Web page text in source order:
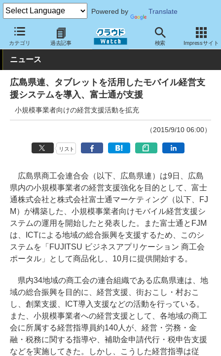
Powered by Translate
カテゴリ 過去記事 検索 Impressサイト
クラウド Watch トピック 導入事例 その他
ニュース
広島県連、タブレットを活用したモバイル経営支
援システムを導入、富士通が支援
小規模事業者向けの経営支援活動を拡充
（2015/9/10 06:00）
リスト
広島県商工会連合会（以下、広島県連）は9日、広島
県内の小規模事業者の経営支援強化を目的として、富士
通株式会社と株式会社富士通マーケティング（以下、FJ
M）が構築した、小規模事業者向けモバイル経営支援シ
ステムの運用を開始したと発表した。また富士通とFJM
は、ICTによる地域の総合振興を支援するため、このシ
ステムを「FUJITSU ビジネスアプリケーション 商工会
ポータル」として商品化し、10月に提供開始する。
県内34地域の商工会の連合組織である広島県連は、地
域の総合振興を目的に、経営支援、街おこし・村おこ
し、創業支援、ICT導入支援などの活動を行っている。
また、小規模事業者への経営支援として、各地域の商工
会に所属する経営指導員約140人が、経営・労務・金
融・税務に関する指導や、補助金申請代行・税申告支援
などを実施してきた。しかし、こうした経営指導は従